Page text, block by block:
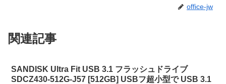
office-jw
関連記事
SANDISK Ultra Fit USB 3.1 フラッシュドライブ
SDCZ430-512G-J57 [512GB] USBフ超小型で USB 3.1